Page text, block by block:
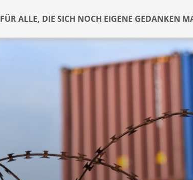
FÜR ALLE, DIE SICH NOCH EIGENE GEDANKEN